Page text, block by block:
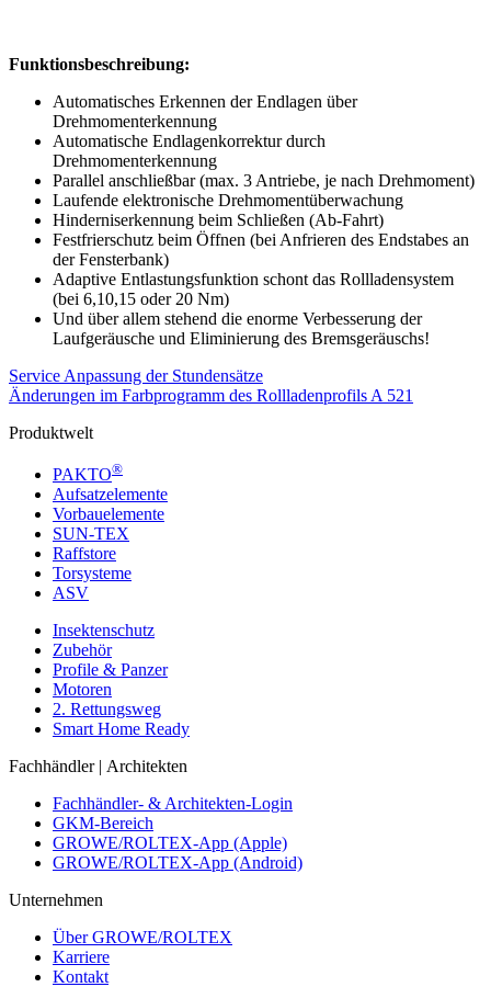
Funktionsbeschreibung:
Automatisches Erkennen der Endlagen über
Drehmomenterkennung
Automatische Endlagenkorrektur durch
Drehmomenterkennung
Parallel anschließbar (max. 3 Antriebe, je nach Drehmoment)
Laufende elektronische Drehmomentüberwachung
Hinderniserkennung beim Schließen (Ab-Fahrt)
Festfrierschutz beim Öffnen (bei Anfrieren des Endstabes an
der Fensterbank)
Adaptive Entlastungsfunktion schont das Rollladensystem
(bei 6,10,15 oder 20 Nm)
Und über allem stehend die enorme Verbesserung der
Laufgeräusche und Eliminierung des Bremsgeräuschs!
Service Anpassung der Stundensätze
Änderungen im Farbprogramm des Rollladenprofils A 521
Produktwelt
PAKTO®
Aufsatzelemente
Vorbauelemente
SUN-TEX
Raffstore
Torsysteme
ASV
Insektenschutz
Zubehör
Profile & Panzer
Motoren
2. Rettungsweg
Smart Home Ready
Fachhändler | Architekten
Fachhändler- & Architekten-Login
GKM-Bereich
GROWE/ROLTEX-App (Apple)
GROWE/ROLTEX-App (Android)
Unternehmen
Über GROWE/ROLTEX
Karriere
Kontakt